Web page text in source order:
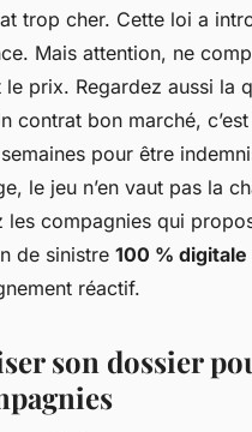
trop cher. Cette loi a
Mais attention, ne
le prix. Regardez aussi la
contrat bon marché, c’est
pour être
le jeu n’en vaut pas la
les compagnies qui
de sinistre 100 % digitale
réactif.
son dossier